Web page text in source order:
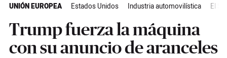
UNIÓN EUROPEA Estados Unidos Industria automovilística El
Trump fuerza la máquina
con su anuncio de aranceles